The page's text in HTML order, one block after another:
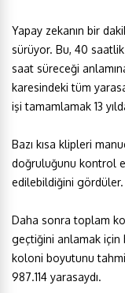
Yapay zekanın bir
sürüyor. Bu, 40 saatlik
saat süreceği
karesindeki tüm
işi tamamlamak 13
Bazı kısa klipleri
doğruluğunu kontrol
edilebildiğini gördüler.
Daha sonra toplam
geçtiğini anlamak
koloni boyutunu
987.114 yarasaydı.